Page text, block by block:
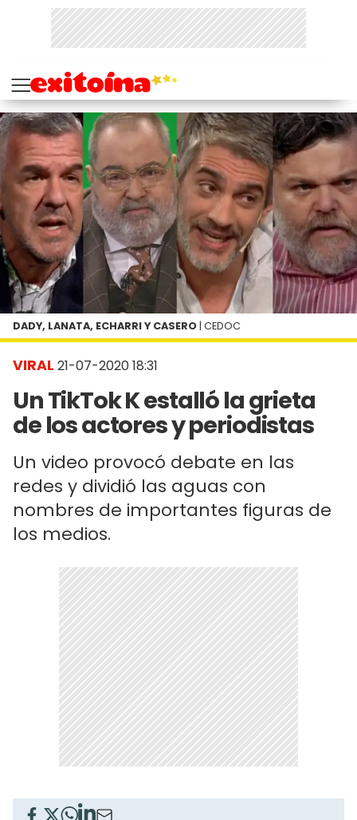
VIRAL 21-07-2020 18:31
Un TikTok K estalló la grieta
de los actores y periodistas
Un video provocó debate en las
redes y dividió las aguas con
nombres de importantes figuras de
los medios.
DADY, LANATA, ECHARRI Y CASERO | CEDOC